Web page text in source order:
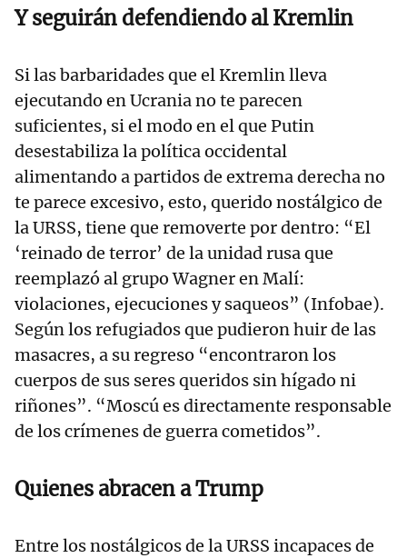
Y seguirán defendiendo al Kremlin
Si las barbaridades que el Kremlin lleva
ejecutando en Ucrania no te parecen
suficientes, si el modo en el que Putin
desestabiliza la política occidental
alimentando a partidos de extrema derecha no
te parece excesivo, esto, querido nostálgico de
la URSS, tiene que removerte por dentro: “El
‘reinado de terror’ de la unidad rusa que
reemplazó al grupo Wagner en Malí:
violaciones, ejecuciones y saqueos” (Infobae).
Según los refugiados que pudieron huir de las
masacres, a su regreso “encontraron los
cuerpos de sus seres queridos sin hígado ni
riñones”. “Moscú es directamente responsable
de los crímenes de guerra cometidos”.
Quienes abracen a Trump
Entre los nostálgicos de la URSS incapaces de